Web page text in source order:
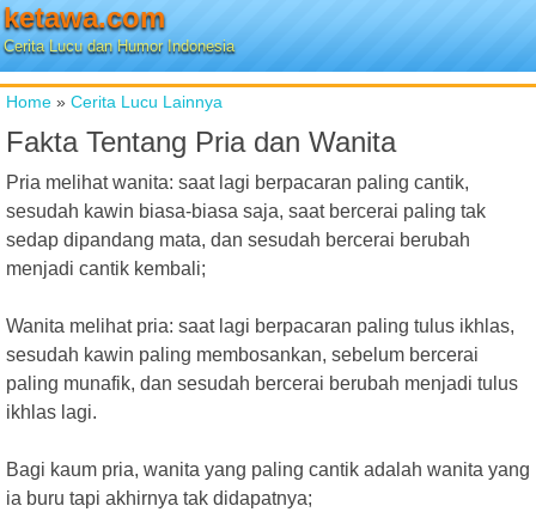
ketawa.com
Cerita Lucu dan Humor Indonesia
Home » Cerita Lucu Lainnya
Fakta Tentang Pria dan Wanita
Pria melihat wanita: saat lagi berpacaran paling cantik,
sesudah kawin biasa-biasa saja, saat bercerai paling tak
sedap dipandang mata, dan sesudah bercerai berubah
menjadi cantik kembali;
Wanita melihat pria: saat lagi berpacaran paling tulus ikhlas,
sesudah kawin paling membosankan, sebelum bercerai
paling munafik, dan sesudah bercerai berubah menjadi tulus
ikhlas lagi.
Bagi kaum pria, wanita yang paling cantik adalah wanita yang
ia buru tapi akhirnya tak didapatnya;